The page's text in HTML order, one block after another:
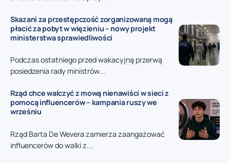
Skazani za przestępczość zorganizowaną mogą
płacić za pobyt w więzieniu – nowy projekt
ministerstwa sprawiedliwości
Podczas ostatniego przed wakacyjną przerwą
posiedzenia rady ministrów...
Rząd chce walczyć z mową nienawiści w sieci z
pomocą influencerów – kampania ruszy we
wrześniu
Rząd Barta De Wevera zamierza zaangażować
influencerów do walki z...